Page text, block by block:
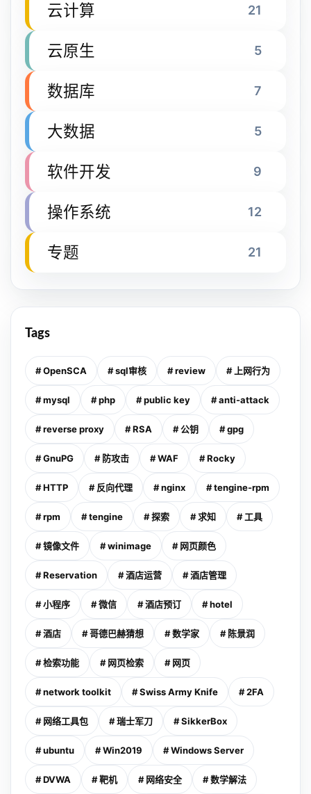
云计算 21
云原生 5
数据库 7
大数据 5
软件开发 9
操作系统 12
专题 21
Tags
# OpenSCA # sql审核 # review # 上网行为
# mysql # php # public key # anti-attack
# reverse proxy # RSA # 公钥 # gpg
# GnuPG # 防攻击 # WAF # Rocky
# HTTP # 反向代理 # nginx # tengine-rpm
# rpm # tengine # 探索 # 求知 # 工具
# 镜像文件 # winimage # 网页颜色
# Reservation # 酒店运营 # 酒店管理
# 小程序 # 微信 # 酒店预订 # hotel
# 酒店 # 哥德巴赫猜想 # 数学家 # 陈景润
# 检索功能 # 网页检索 # 网页
# network toolkit # Swiss Army Knife # 2FA
# 网络工具包 # 瑞士军刀 # SikkerBox
# ubuntu # Win2019 # Windows Server
# DVWA # 靶机 # 网络安全 # 数学解法